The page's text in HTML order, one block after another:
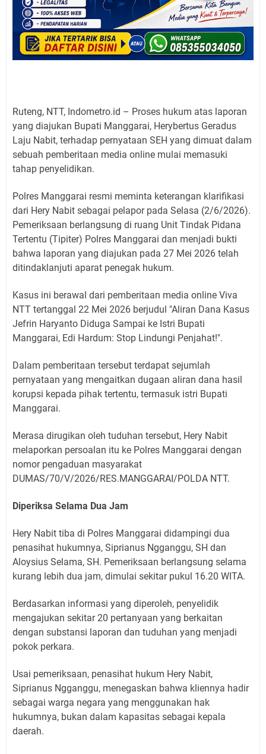
Ruteng, NTT, Indometro.id – Proses hukum atas laporan
yang diajukan Bupati Manggarai, Herybertus Geradus
Laju Nabit, terhadap pernyataan SEH yang dimuat dalam
sebuah pemberitaan media online mulai memasuki
tahap penyelidikan.
Polres Manggarai resmi meminta keterangan klarifikasi
dari Hery Nabit sebagai pelapor pada Selasa (2/6/2026).
Pemeriksaan berlangsung di ruang Unit Tindak Pidana
Tertentu (Tipiter) Polres Manggarai dan menjadi bukti
bahwa laporan yang diajukan pada 27 Mei 2026 telah
ditindaklanjuti aparat penegak hukum.
Kasus ini berawal dari pemberitaan media online Viva
NTT tertanggal 22 Mei 2026 berjudul "Aliran Dana Kasus
Jefrin Haryanto Diduga Sampai ke Istri Bupati
Manggarai, Edi Hardum: Stop Lindungi Penjahat!".
Dalam pemberitaan tersebut terdapat sejumlah
pernyataan yang mengaitkan dugaan aliran dana hasil
korupsi kepada pihak tertentu, termasuk istri Bupati
Manggarai.
Merasa dirugikan oleh tuduhan tersebut, Hery Nabit
melaporkan persoalan itu ke Polres Manggarai dengan
nomor pengaduan masyarakat
DUMAS/70/V/2026/RES.MANGGARAI/POLDA NTT.
Diperiksa Selama Dua Jam
Hery Nabit tiba di Polres Manggarai didampingi dua
penasihat hukumnya, Siprianus Ngganggu, SH dan
Aloysius Selama, SH. Pemeriksaan berlangsung selama
kurang lebih dua jam, dimulai sekitar pukul 16.20 WITA.
Berdasarkan informasi yang diperoleh, penyelidik
mengajukan sekitar 20 pertanyaan yang berkaitan
dengan substansi laporan dan tuduhan yang menjadi
pokok perkara.
Usai pemeriksaan, penasihat hukum Hery Nabit,
Siprianus Ngganggu, menegaskan bahwa kliennya hadir
sebagai warga negara yang menggunakan hak
hukumnya, bukan dalam kapasitas sebagai kepala
daerah.